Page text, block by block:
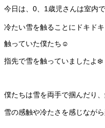
今日は、0、1歳児さんは室内
冷たい雪を触ることにドキド
触っていた僕たち☺️
指先で雪を触っていましたよ❄️
僕たちは雪を両手で掴んだり、
雪の感触や冷たさを感じなが